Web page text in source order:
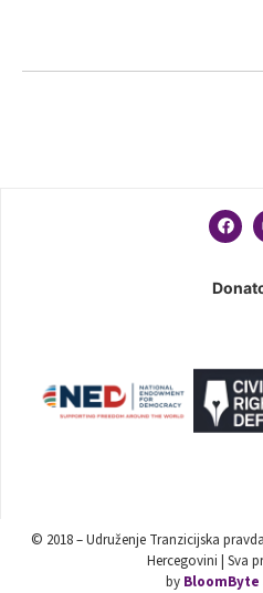
© 2018 – Udruženje Tranzicijska
Hercegovini | Sva
by